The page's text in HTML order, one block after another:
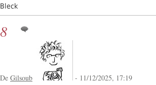
Bleck
8
De Gilsoub - 11/12/2025, 17:19